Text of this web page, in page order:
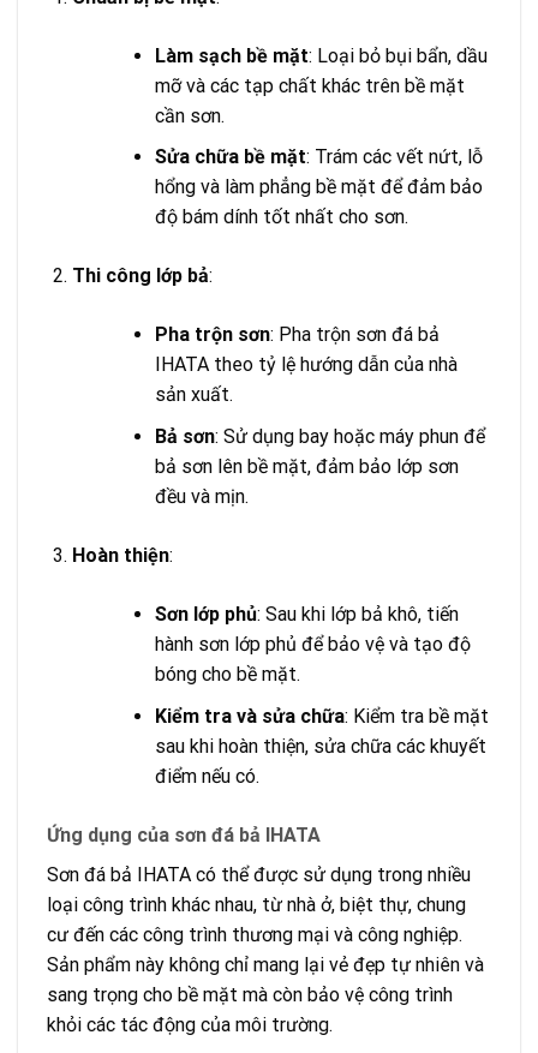
Làm sạch bề mặt: Loại bỏ bụi bẩn, dầu
mỡ và các tạp chất khác trên bề mặt
cần sơn.
Sửa chữa bề mặt: Trám các vết nứt, lỗ
hổng và làm phẳng bề mặt để đảm bảo
độ bám dính tốt nhất cho sơn.
Thi công lớp bả:
Pha trộn sơn: Pha trộn sơn đá bả
IHATA theo tỷ lệ hướng dẫn của nhà
sản xuất.
Bả sơn: Sử dụng bay hoặc máy phun để
bả sơn lên bề mặt, đảm bảo lớp sơn
đều và mịn.
Hoàn thiện:
Sơn lớp phủ: Sau khi lớp bả khô, tiến
hành sơn lớp phủ để bảo vệ và tạo độ
bóng cho bề mặt.
Kiểm tra và sửa chữa: Kiểm tra bề mặt
sau khi hoàn thiện, sửa chữa các khuyết
điểm nếu có.
Ứng dụng của sơn đá bả IHATA
Sơn đá bả IHATA có thể được sử dụng trong nhiều
loại công trình khác nhau, từ nhà ở, biệt thự, chung
cư đến các công trình thương mại và công nghiệp.
Sản phẩm này không chỉ mang lại vẻ đẹp tự nhiên và
sang trọng cho bề mặt mà còn bảo vệ công trình
khỏi các tác động của môi trường.